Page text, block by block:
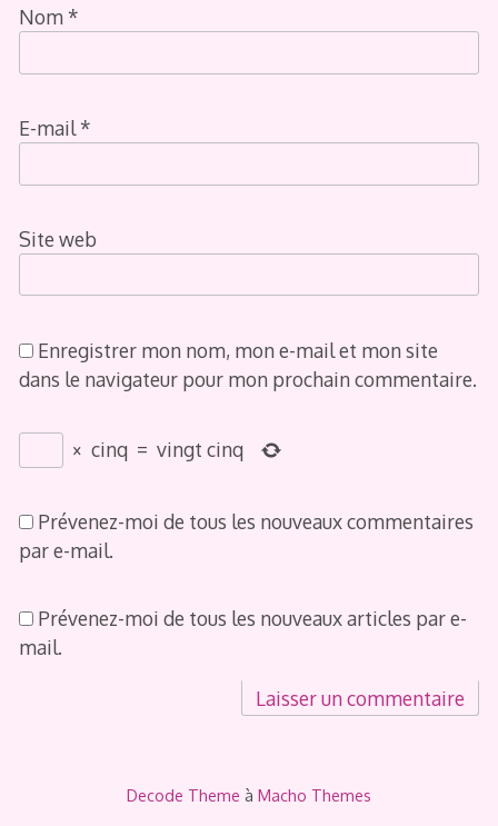
Nom *
E-mail*
Site web
Enregistrer mon nom, mon e-mail et mon site
dans le navigateur pour mon prochain commentaire.
× cinq = vingt cinq
Prévenez-moi de tous les nouveaux commentaires
par e-mail.
Prévenez-moi de tous les nouveaux articles par e-
mail.
Decode Theme à Macho Themes